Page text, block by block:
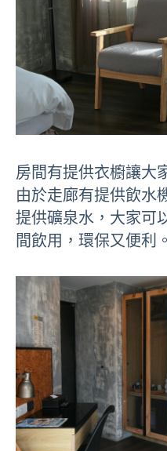
房間有提供衣櫥讓大
由於走廊有提供飲水
提供礦泉水，大家可
間飲用，環保又便利。